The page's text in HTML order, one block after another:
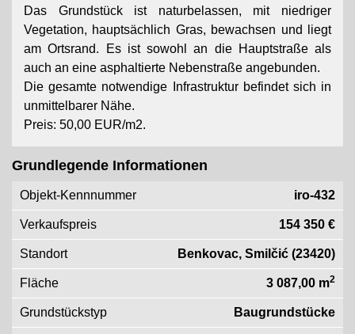
Das Grundstück ist naturbelassen, mit niedriger
Vegetation, hauptsächlich Gras, bewachsen und liegt
am Ortsrand. Es ist sowohl an die Hauptstraße als
auch an eine asphaltierte Nebenstraße angebunden.
Die gesamte notwendige Infrastruktur befindet sich in
unmittelbarer Nähe.
Preis: 50,00 EUR/m2.
Grundlegende Informationen
Objekt-Kennnummer iro-432
Verkaufspreis 154 350 €
Standort Benkovac, Smilčić (23420)
Fläche 3 087,00 m2
Grundstückstyp Baugrundstücke